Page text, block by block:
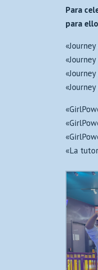
Para
para
«La